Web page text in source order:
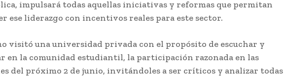
impulsará todas aquellas iniciativas y reformas que permitan
ese liderazgo con incentivos reales para este sector.
visitó una universidad privada con el propósito de escuchar y
en la comunidad estudiantil, la participación razonada en las
del próximo 2 de junio, invitándoles a ser críticos y analizar todas